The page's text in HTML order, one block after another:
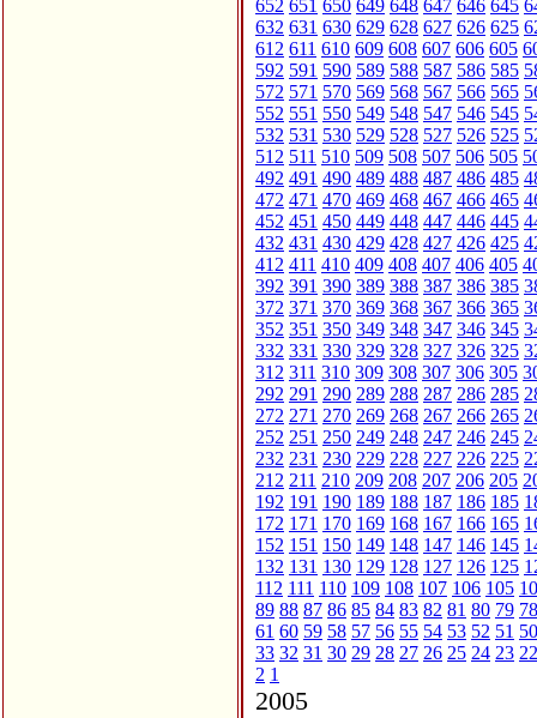
652 651 650 649 648 647 646 645
632 631 630 629 628 627 626 625
612 611 610 609 608 607 606 605
592 591 590 589 588 587 586 585
572 571 570 569 568 567 566 565
552 551 550 549 548 547 546 545
532 531 530 529 528 527 526 525
512 511 510 509 508 507 506 505
492 491 490 489 488 487 486 485
472 471 470 469 468 467 466 465
452 451 450 449 448 447 446 445
432 431 430 429 428 427 426 425
412 411 410 409 408 407 406 405
392 391 390 389 388 387 386 385
372 371 370 369 368 367 366 365
352 351 350 349 348 347 346 345
332 331 330 329 328 327 326 325
312 311 310 309 308 307 306 305
292 291 290 289 288 287 286 285
272 271 270 269 268 267 266 265
252 251 250 249 248 247 246 245
232 231 230 229 228 227 226 225
212 211 210 209 208 207 206 205
192 191 190 189 188 187 186 185
172 171 170 169 168 167 166 165
152 151 150 149 148 147 146 145
132 131 130 129 128 127 126 125
112 111 110 109 108 107 106 105
89 88 87 86 85 84 83 82 81 80 79 78
61 60 59 58 57 56 55 54 53 52 51 50
33 32 31 30 29 28 27 26 25 24 23 22
2 1
2005